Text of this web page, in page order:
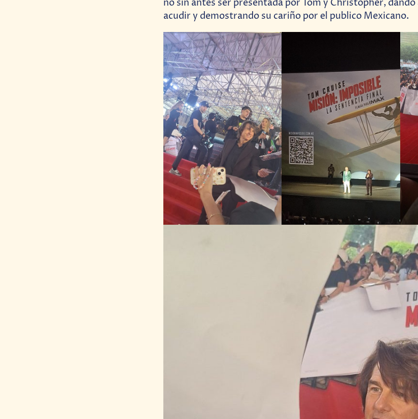
no sin antes ser presentada por Tom y Christopher,
acudir y demostrando su cariño por el publico Mexicano.